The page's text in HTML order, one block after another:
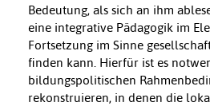
Bedeutung, als sich an ihm
eine integrative Pädagogik im
Fortsetzung im Sinne
finden kann. Hierfür ist es
bildungspolitischen
rekonstruieren, in denen die